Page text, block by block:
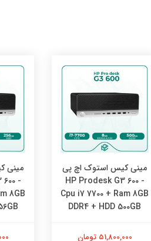
مینی کیس استوک اچ پی
HP Prodesk G3 600 -
Cpu i7 7700 + Ram 8GB
DDR4 + HDD 500GB
51,800,000 تومان
مینی
-
8GB